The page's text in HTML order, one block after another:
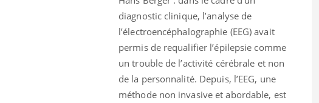
diagnostic clinique, l’analyse de
l’électroencéphalographie (EEG) avait
permis de requalifier l’épilepsie comme
un trouble de l’activité cérébrale et non
de la personnalité. Depuis, l’EEG, une
méthode non invasive et abordable, est